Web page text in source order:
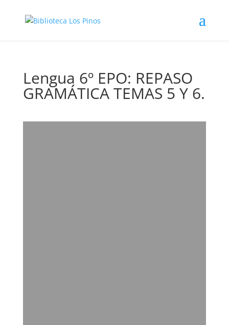
Lengua 6º EPO: REPASO
GRAMÁTICA TEMAS 5 Y 6.